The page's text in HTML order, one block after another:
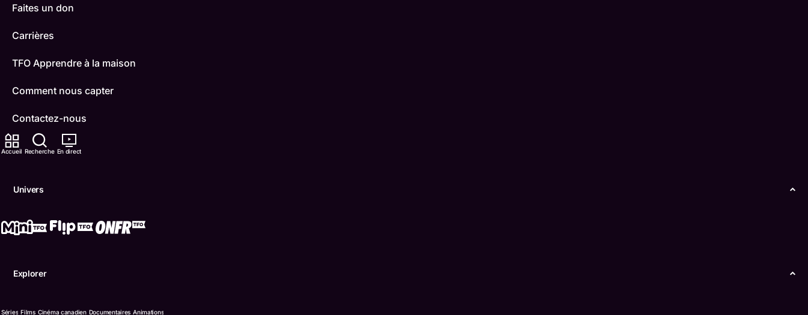
Accueil Recherche En direct
Univers
Explorer
Séries Films Cinéma canadien Documentaires Animations
Faites un don
Carrières
TFO Apprendre à la maison
Comment nous capter
Contactez-nous
ONFR
Conditions d'utilisation
© Office des télécommunications éducatives de langue française de l’Ontario (TFO) - 2026